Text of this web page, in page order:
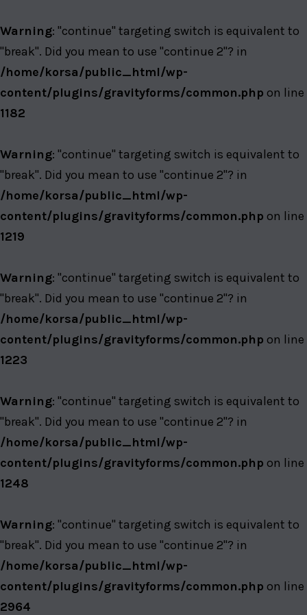
Warning: "continue" targeting switch is equivalent to
"break". Did you mean to use "continue 2"? in
/home/korsa/public_html/wp-
content/plugins/gravityforms/common.php on line
1182
Warning: "continue" targeting switch is equivalent to
"break". Did you mean to use "continue 2"? in
/home/korsa/public_html/wp-
content/plugins/gravityforms/common.php on line
1219
Warning: "continue" targeting switch is equivalent to
"break". Did you mean to use "continue 2"? in
/home/korsa/public_html/wp-
content/plugins/gravityforms/common.php on line
1223
Warning: "continue" targeting switch is equivalent to
"break". Did you mean to use "continue 2"? in
/home/korsa/public_html/wp-
content/plugins/gravityforms/common.php on line
1248
Warning: "continue" targeting switch is equivalent to
"break". Did you mean to use "continue 2"? in
/home/korsa/public_html/wp-
content/plugins/gravityforms/common.php on line
2964